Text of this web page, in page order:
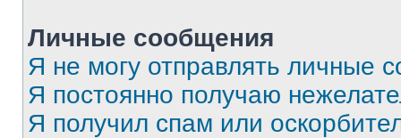
Личные сообщения
Я не могу отправлять личные
Я постоянно получаю
Я получил спам или